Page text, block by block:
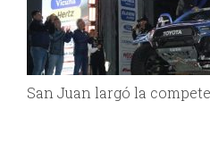
San Juan largó la